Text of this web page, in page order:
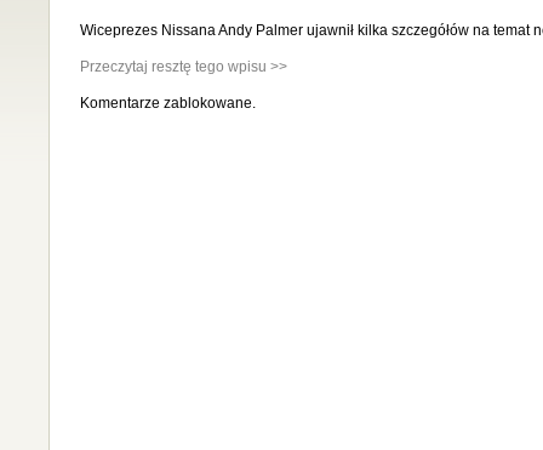
Wiceprezes Nissana Andy Palmer ujawnił kilka szczegółów na temat
Przeczytaj resztę tego wpisu >>
Komentarze zablokowane.